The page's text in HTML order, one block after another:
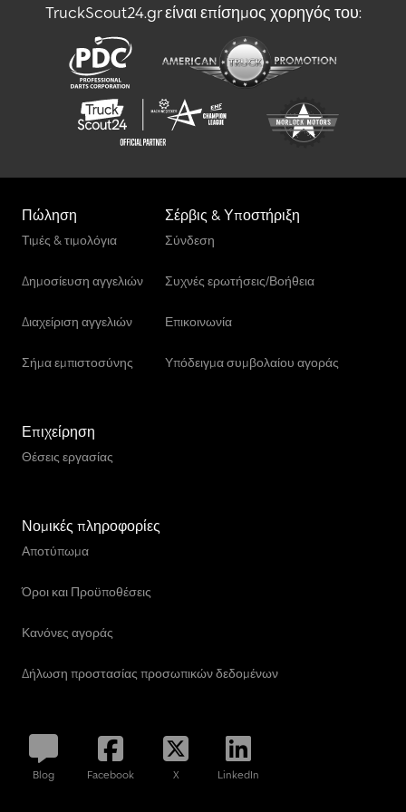
TruckScout24.gr είναι επίσημος χορηγός του:
Πώληση
Τιμές & τιμολόγια
Δημοσίευση αγγελιών
Διαχείριση αγγελιών
Σήμα εμπιστοσύνης
Σέρβις & Υποστήριξη
Σύνδεση
Συχνές ερωτήσεις/Βοήθεια
Επικοινωνία
Υπόδειγμα συμβολαίου αγοράς
Επιχείρηση
Θέσεις εργασίας
Νομικές πληροφορίες
Αποτύπωμα
Όροι και Προϋποθέσεις
Κανόνες αγοράς
Δήλωση προστασίας προσωπικών δεδομένων
Blog Facebook X LinkedIn